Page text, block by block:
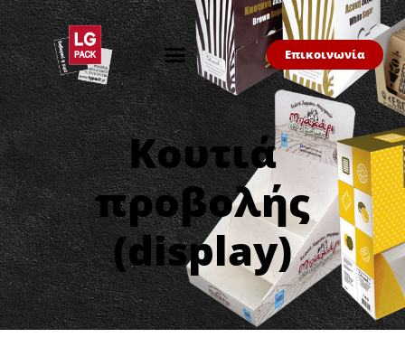
Επικοινωνία
Κουτιά
προβολής
(display)